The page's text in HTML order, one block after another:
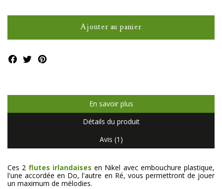
Ajouter au panier
En savoir plus
Détails du produit
Avis (1)
Ces 2 flutes irlandaises en Nikel avec embouchure plastique,
l'une accordée en Do, l'autre en Ré, vous permettront de jouer
un maximum de mélodies.